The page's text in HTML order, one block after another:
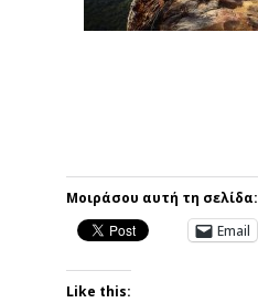
Μοιράσου αυτή τη σελίδα:
Email
Like this: